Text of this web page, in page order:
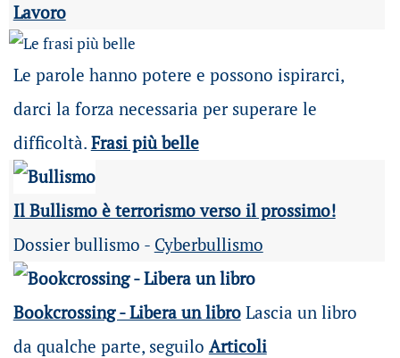
Lavoro
Le parole hanno potere e possono ispirarci,
darci la forza necessaria per superare le
difficoltà. Frasi più belle
Il Bullismo è terrorismo verso il prossimo!
Dossier bullismo - Cyberbullismo
Bookcrossing - Libera un libroLascia un libro
da qualche parte, seguilo Articoli